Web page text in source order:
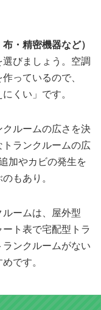
・精密機器など）
びましょう。空調
っているので、
くい」です。
クルームの広さを決
ランクルームの広
加やカビの発生を
もあり。
ームは、屋外型
ート表で宅配型トラ
ンクルームがない
です。